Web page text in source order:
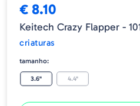
€ 8.10
Keitech Crazy Flapper -
criaturas
tamanho:
3.6" 4.4"